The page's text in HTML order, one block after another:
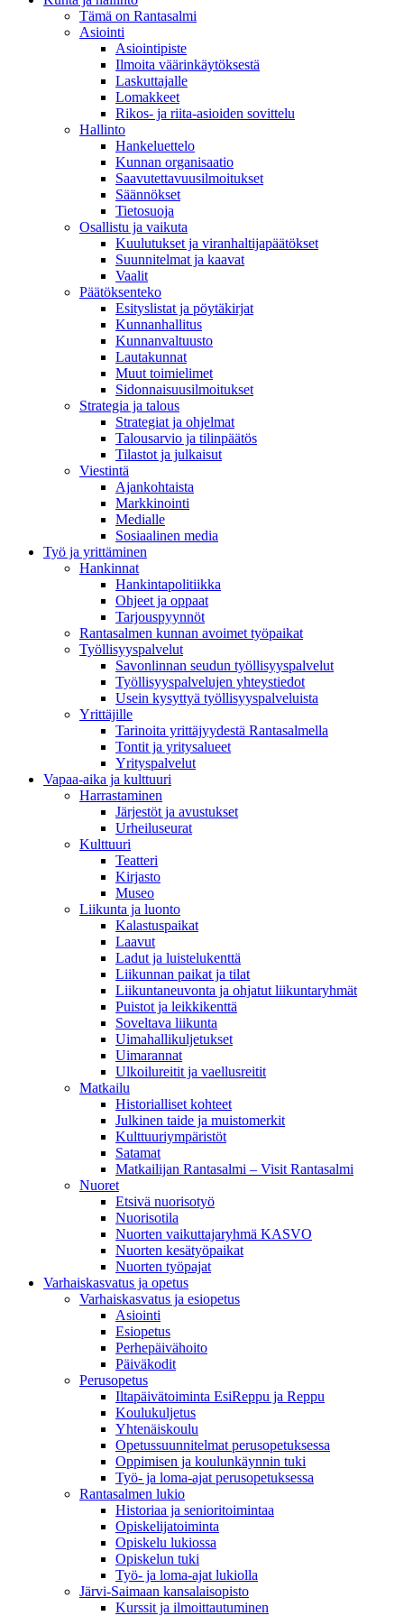
Tämä on Rantasalmi
Asiointi
Asiointipiste
Ilmoita väärinkäytöksestä
Laskuttajalle
Lomakkeet
Rikos- ja riita-asioiden sovittelu
Hallinto
Hankeluettelo
Kunnan organisaatio
Saavutettavuusilmoitukset
Säännökset
Tietosuoja
Osallistu ja vaikuta
Kuulutukset ja viranhaltijapäätökset
Suunnitelmat ja kaavat
Vaalit
Päätöksenteko
Esityslistat ja pöytäkirjat
Kunnanhallitus
Kunnanvaltuusto
Lautakunnat
Muut toimielimet
Sidonnaisuusilmoitukset
Strategia ja talous
Strategiat ja ohjelmat
Talousarvio ja tilinpäätös
Tilastot ja julkaisut
Viestintä
Ajankohtaista
Markkinointi
Medialle
Sosiaalinen media
Työ ja yrittäminen
Hankinnat
Hankintapolitiikka
Ohjeet ja oppaat
Tarjouspyynnöt
Rantasalmen kunnan avoimet työpaikat
Työllisyyspalvelut
Savonlinnan seudun työllisyyspalvelut
Työllisyyspalvelujen yhteystiedot
Usein kysyttyä työllisyyspalveluista
Yrittäjille
Tarinoita yrittäjyydestä Rantasalmella
Tontit ja yritysalueet
Yrityspalvelut
Vapaa-aika ja kulttuuri
Harrastaminen
Järjestöt ja avustukset
Urheiluseurat
Kulttuuri
Teatteri
Kirjasto
Museo
Liikunta ja luonto
Kalastuspaikat
Laavut
Ladut ja luistelukenttä
Liikunnan paikat ja tilat
Liikuntaneuvonta ja ohjatut liikuntaryhmät
Puistot ja leikkikenttä
Soveltava liikunta
Uimahallikuljetukset
Uimarannat
Ulkoilureitit ja vaellusreitit
Matkailu
Historialliset kohteet
Julkinen taide ja muistomerkit
Kulttuuriympäristöt
Satamat
Matkailijan Rantasalmi – Visit Rantasalmi
Nuoret
Etsivä nuorisotyö
Nuorisotila
Nuorten vaikuttajaryhmä KASVO
Nuorten kesätyöpaikat
Nuorten työpajat
Varhaiskasvatus ja opetus
Varhaiskasvatus ja esiopetus
Asiointi
Esiopetus
Perhepäivähoito
Päiväkodit
Perusopetus
Iltapäivätoiminta EsiReppu ja Reppu
Koulukuljetus
Yhtenäiskoulu
Opetussuunnitelmat perusopetuksessa
Oppimisen ja koulunkäynnin tuki
Työ- ja loma-ajat perusopetuksessa
Rantasalmen lukio
Historiaa ja senioritoimintaa
Opiskelijatoiminta
Opiskelu lukiossa
Opiskelun tuki
Työ- ja loma-ajat lukiolla
Järvi-Saimaan kansalaisopisto
Kurssit ja ilmoittautuminen